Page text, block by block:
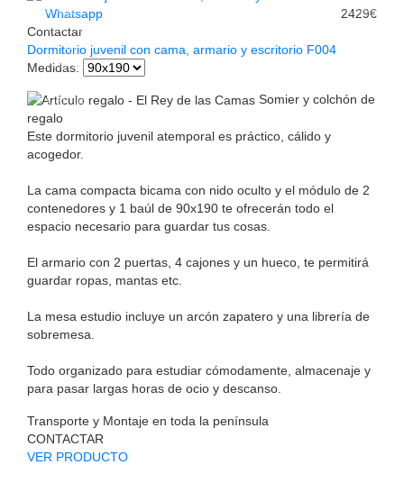
Whatsapp
Contactar
2429€
Dormitorio juvenil con cama, armario y escritorio F004
Medidas:
Somier y colchón de
regalo
Este dormitorio juvenil atemporal es práctico, cálido y
acogedor.
La cama compacta bicama con nido oculto y el módulo de 2
contenedores y 1 baúl de 90x190 te ofrecerán todo el
espacio necesario para guardar tus cosas.
El armario con 2 puertas, 4 cajones y un hueco, te permitirá
guardar ropas, mantas etc.
La mesa estudio incluye un arcón zapatero y una librería de
sobremesa.
Todo organizado para estudiar cómodamente, almacenaje y
para pasar largas horas de ocio y descanso.
Transporte y Montaje en toda la península
CONTACTAR
VER PRODUCTO